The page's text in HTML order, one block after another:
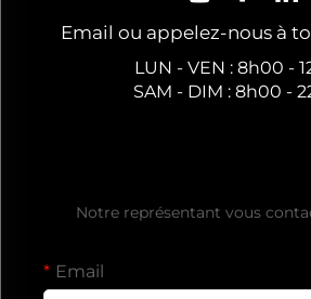
Email ou appelez-nous à
LUN - VEN : 8h00 -
SAM - DIM : 8h00 -
Notre représentant vous
Email